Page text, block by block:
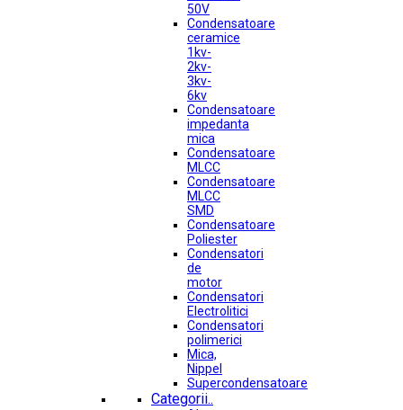
50V
Condensatoare
ceramice
1kv-
2kv-
3kv-
6kv
Condensatoare
impedanta
mica
Condensatoare
MLCC
Condensatoare
MLCC
SMD
Condensatoare
Poliester
Condensatori
de
motor
Condensatori
Electrolitici
Condensatori
polimerici
Mica,
Nippel
Supercondensatoare
Categorii..